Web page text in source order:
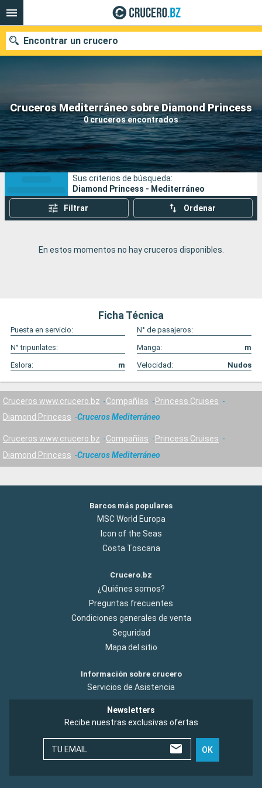
Cruceros Mediterráneo sobre Diamond Princess
0 cruceros encontrados
Encontrar un crucero
Nuestros destinos
Fecha de salida
Puertos Compañías
Buscar
Sus criterios de búsqueda:
Diamond Princess - Mediterráneo
Filtrar Ordenar
En estos momentos no hay cruceros disponibles.
Ficha Técnica
Puesta en servicio:
N° de pasajeros:
N° tripunlates:
Manga:
m
Eslora:
m Velocidad: Nudos
Cruceros www.crucero.bz Compañías
Princess Cruises
Diamond Princess
Cruceros Mediterráneo
Cruceros www.crucero.bz Compañías
Princess Cruises
Diamond Princess
Cruceros Mediterráneo
Barcos más populares
MSC World Europa
Icon of the Seas
Costa Toscana
Crucero.bz
¿Quiénes somos?
Preguntas frecuentes
Condiciones generales de venta
Seguridad
Mapa del sitio
Información sobre crucero
Servicios de Asistencia
Newsletters
Recibe nuestras exclusivas ofertas
TU EMAIL OK